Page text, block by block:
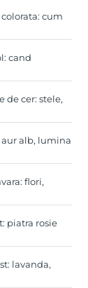
cum
cand
de cer: stele,
alb, lumina
flori,
piatra rosie
lavanda,